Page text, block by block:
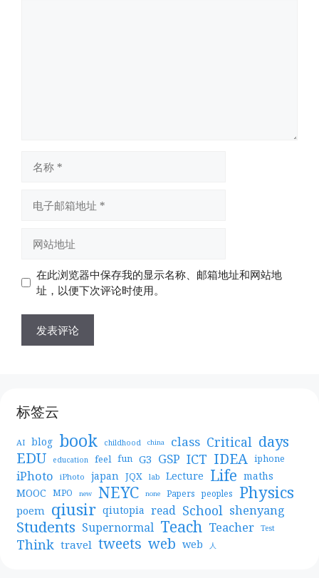
址
址
在此浏览器中保存我的显示名称、邮箱地址和网站地
址，以便下次评论时使用。
标签云
AI blog book childhood china class Critical days
EDU education feel fun G3 GSP ICT IDEA iphone
iPhoto iPhoto japan JQX lab Lecture Life maths
MOOC MPO new NEYC none Papers peoples Physics
poem qiusir qiutopia read School shenyang
Students Supernormal Teach Teacher Test
Think travel tweets web web 人